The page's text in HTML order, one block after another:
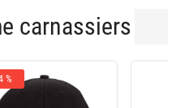
carnassiers